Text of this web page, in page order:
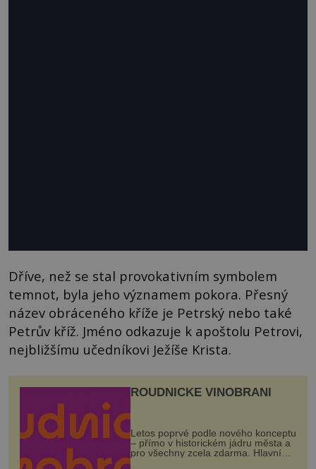
Dříve, než se stal provokativním symbolem
temnot, byla jeho významem pokora. Přesný
název obráceného kříže je Petrský nebo také
Petrův kříž. Jméno odkazuje k apoštolu Petrovi,
nejbližšímu učedníkovi Ježíše Krista.
ROUDNICKÉ VINOBRANÍ
Letos poprvé podle nového konceptu
– přímo v historickém jádru města a
pro všechny zcela zdarma. Hlavní
program se odehraje na Karlově a